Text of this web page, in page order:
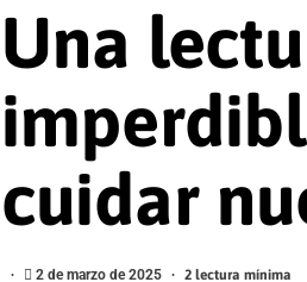
Una
cuidar
2 de marzo de 2025 2 lectura mínima